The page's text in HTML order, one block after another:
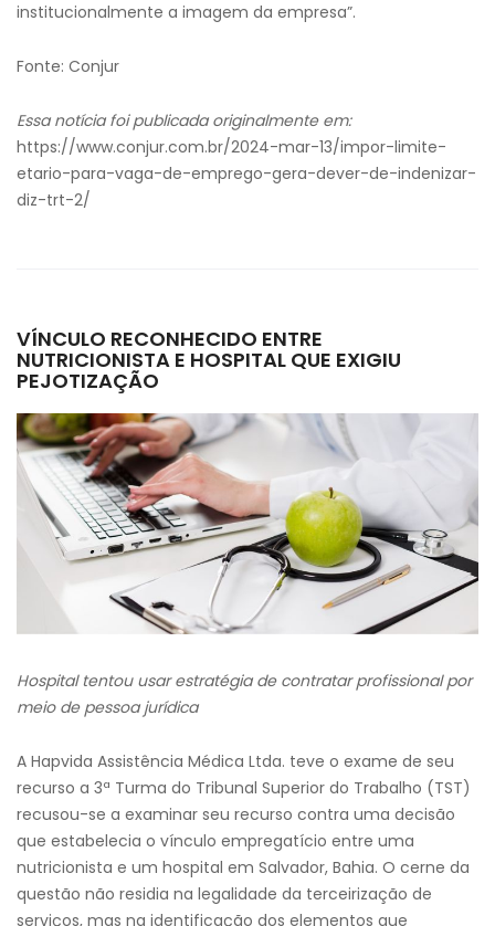
institucionalmente a imagem da empresa”.
Fonte: Conjur
Essa notícia foi publicada originalmente em:
https://www.conjur.com.br/2024-mar-13/impor-limite-
etario-para-vaga-de-emprego-gera-dever-de-indenizar-
diz-trt-2/
VÍNCULO RECONHECIDO ENTRE
NUTRICIONISTA E HOSPITAL QUE EXIGIU
PEJOTIZAÇÃO
Hospital tentou usar estratégia de contratar profissional por
meio de pessoa jurídica
A Hapvida Assistência Médica Ltda. teve o exame de seu
recurso a 3ª Turma do Tribunal Superior do Trabalho (TST)
recusou-se a examinar seu recurso contra uma decisão
que estabelecia o vínculo empregatício entre uma
nutricionista e um hospital em Salvador, Bahia. O cerne da
questão não residia na legalidade da terceirização de
serviços, mas na identificação dos elementos que